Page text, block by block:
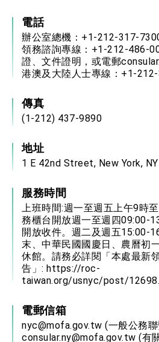
電話
辦公室總機：+1-212-317-
領務諮詢專線：+1-212-486-
證、文件證明，或電郵
港澳及大陸人士專線：+1-
傳真
(1-212) 437-9890
地址
1 E 42nd Street, New York, NY
服務時間
上班時間:週一至週五上午9時
務櫃台開放週一至週四09:00-
開放收件。週二及週五15:00-
末、中華民國國慶日、農曆初
休館。請務必詳閱「本處最新
告」: https://roc-
taiwan.org/usnyc/post/
電郵信箱
nyc@mofa.gov.tw (一般公務
consular.ny@mofa.gov.tw (有